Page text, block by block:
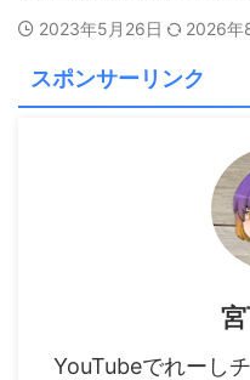
2023年5月26日 2026年
スポンサーリンク
YouTubeでれーし